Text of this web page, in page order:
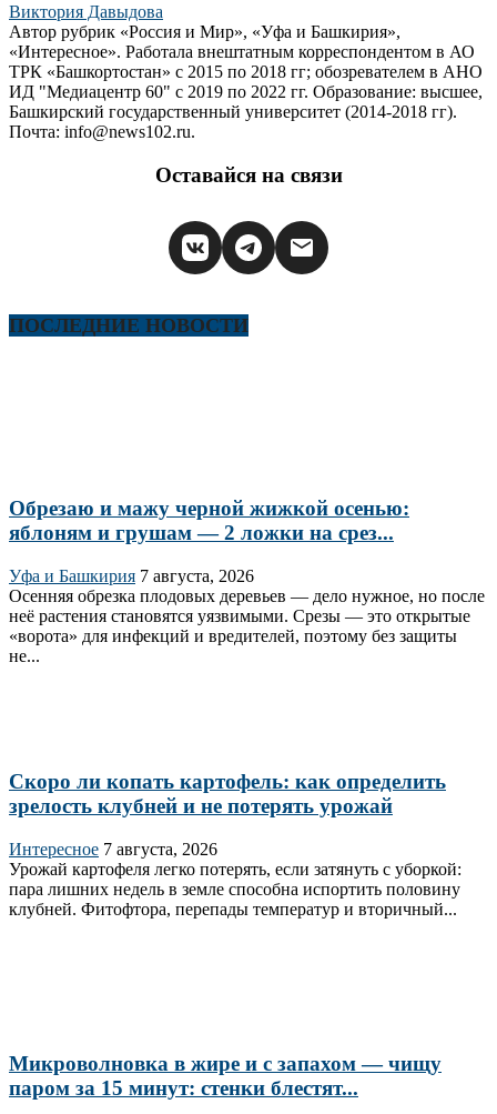
Виктория Давыдова
Автор рубрик «Россия и Мир», «Уфа и Башкирия»,
«Интересное». Работала внештатным корреспондентом в АО
ТРК «Башкортостан» с 2015 по 2018 гг; обозревателем в АНО
ИД "Медиацентр 60" с 2019 по 2022 гг. Образование: высшее,
Башкирский государственный университет (2014-2018 гг).
Почта: info@news102.ru.
Оставайся на связи
ПОСЛЕДНИЕ НОВОСТИ
Обрезаю и мажу черной жижкой осенью:
яблоням и грушам — 2 ложки на срез...
Уфа и Башкирия 7 августа, 2026
Осенняя обрезка плодовых деревьев — дело нужное, но после
неё растения становятся уязвимыми. Срезы — это открытые
«ворота» для инфекций и вредителей, поэтому без защиты
не...
Скоро ли копать картофель: как определить
зрелость клубней и не потерять урожай
Интересное 7 августа, 2026
Урожай картофеля легко потерять, если затянуть с уборкой:
пара лишних недель в земле способна испортить половину
клубней. Фитофтора, перепады температур и вторичный...
Микроволновка в жире и с запахом — чищу
паром за 15 минут: стенки блестят...